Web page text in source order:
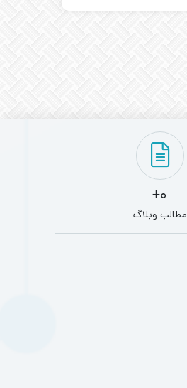
0+
مطالب وبلاگ